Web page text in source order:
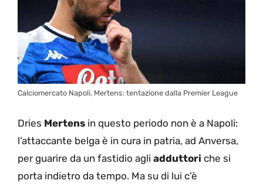
Calciomercato Napoli, Mertens: tentazione dalla Premier League
Dries Mertens in questo periodo non è a Napoli:
l’attaccante belga è in cura in patria, ad Anversa,
per guarire da un fastidio agli adduttori che si
porta indietro da tempo. Ma su di lui c’è